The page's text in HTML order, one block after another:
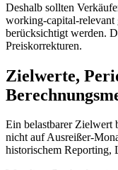
Deshalb sollten
working-capital-relevant
berücksichtigt werden.
Preiskorrekturen.
Zielwerte,
Ein belastbarer Zielwert
nicht auf Ausreißer-
historischem